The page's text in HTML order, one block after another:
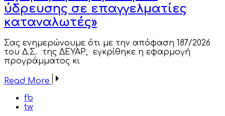
ύδρευσης σε επαγγελματίες
καταναλωτές»
Σας ενημερώνουμε ότι με την απόφαση 187/2026
του Δ.Σ. της ΔΕΥΑΡ, εγκρίθηκε η εφαρμογή
προγράμματος κι
Read More
fb
tw